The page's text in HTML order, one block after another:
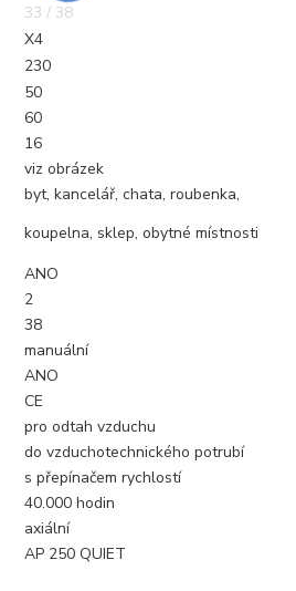
33 / 38
X4
230
50
60
16
viz obrázek
byt, kancelář, chata, roubenka,
koupelna, sklep, obytné místnosti
ANO
2
38
manuální
ANO
CE
pro odtah vzduchu
do vzduchotechnického potrubí
s přepínačem rychlostí
40.000 hodin
axiální
AP 250 QUIET